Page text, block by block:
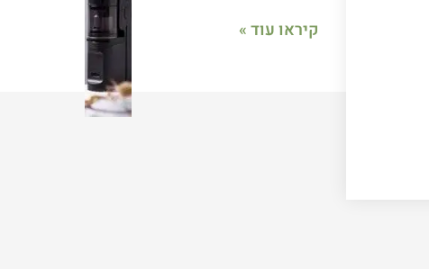
קיראו עוד »